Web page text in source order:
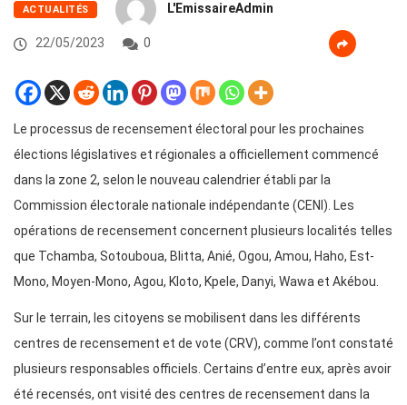
ACTUALITÉS L'EmissaireAdmin
22/05/2023 0
Le processus de recensement électoral pour les prochaines
élections législatives et régionales a officiellement commencé
dans la zone 2, selon le nouveau calendrier établi par la
Commission électorale nationale indépendante (CENI). Les
opérations de recensement concernent plusieurs localités telles
que Tchamba, Sotouboua, Blitta, Anié, Ogou, Amou, Haho, Est-
Mono, Moyen-Mono, Agou, Kloto, Kpele, Danyi, Wawa et Akébou.
Sur le terrain, les citoyens se mobilisent dans les différents
centres de recensement et de vote (CRV), comme l’ont constaté
plusieurs responsables officiels. Certains d’entre eux, après avoir
été recensés, ont visité des centres de recensement dans la